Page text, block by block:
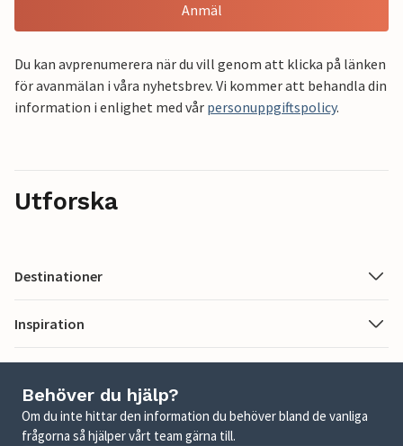
Anmäl
Du kan avprenumerera när du vill genom att klicka på länken
för avanmälan i våra nyhetsbrev. Vi kommer att behandla din
information i enlighet med vår personuppgiftspolicy.
Utforska
Destinationer
Inspiration
Behöver du hjälp?
Om du inte hittar den information du behöver bland de vanliga
frågorna så hjälper vårt team gärna till.